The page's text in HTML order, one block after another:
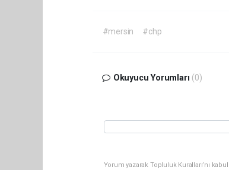
#mersin #chp
Okuyucu Yorumları (0)
Yorum yazarak Topluluk Kuralları’nı